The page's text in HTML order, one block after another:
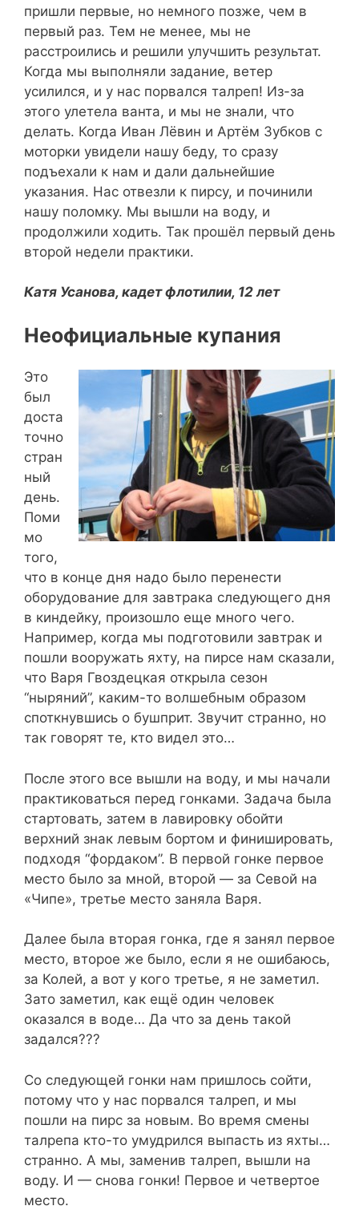
пришли первые, но немного позже, чем в
первый раз. Тем не менее, мы не
расстроились и решили улучшить результат.
Когда мы выполняли задание, ветер
усилился, и у нас порвался талреп! Из-за
этого улетела ванта, и мы не знали, что
делать. Когда Иван Лёвин и Артём Зубков с
моторки увидели нашу беду, то сразу
подъехали к нам и дали дальнейшие
указания. Нас отвезли к пирсу, и починили
нашу поломку. Мы вышли на воду, и
продолжили ходить. Так прошёл первый день
второй недели практики.
Катя Усанова, кадет флотилии, 12 лет
Неофициальные купания
Это
был
доста
точно
стран
ный
день.
Поми
мо
того,
что в конце дня надо было перенести
оборудование для завтрака следующего дня
в киндейку, произошло еще много чего.
Например, когда мы подготовили завтрак и
пошли вооружать яхту, на пирсе нам сказали,
что Варя Гвоздецкая открыла сезон
“ныряний”, каким-то волшебным образом
споткнувшись о бушприт. Звучит странно, но
так говорят те, кто видел это…
После этого все вышли на воду, и мы начали
практиковаться перед гонками. Задача была
стартовать, затем в лавировку обойти
верхний знак левым бортом и финишировать,
подходя “фордаком”. В первой гонке первое
место было за мной, второй — за Севой на
«Чипе», третье место заняла Варя.
Далее была вторая гонка, где я занял первое
место, второе же было, если я не ошибаюсь,
за Колей, а вот у кого третье, я не заметил.
Зато заметил, как ещё один человек
оказался в воде… Да что за день такой
задался???
Со следующей гонки нам пришлось сойти,
потому что у нас порвался талреп, и мы
пошли на пирс за новым. Во время смены
талрепа кто-то умудрился выпасть из яхты…
странно. А мы, заменив талреп, вышли на
воду. И — снова гонки! Первое и четвертое
место.